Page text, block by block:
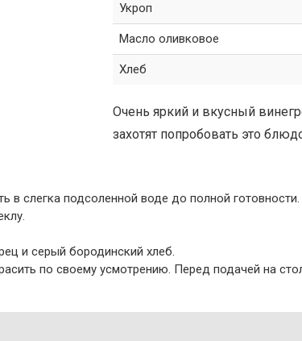
Укроп
Масло оливковое
Хлеб
Очень яркий и вкусный
захотят попробовать это
в слегка подсоленной воде до полной готовности.
и серый бородинский хлеб.
по своему усмотрению. Перед подачей на